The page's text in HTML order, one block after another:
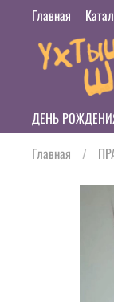
Главная
ДЕНЬ
Главная